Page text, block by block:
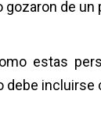
gozaron de
estas
debe incluirse